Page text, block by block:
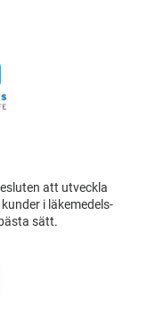
att utveckla
i läkemedels-
sätt.